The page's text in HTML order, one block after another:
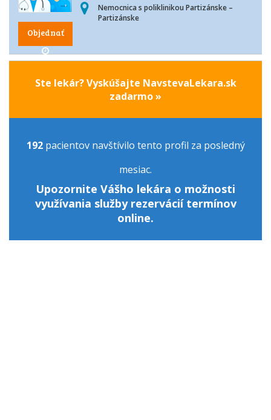
Objednať
Nemocnica s poliklinikou Partizánske –
Partizánske
Ste lekár? Vyskúšajte NavstevaLekara.sk
zadarmo »
192pacientov navštívilo tento profil za posledný
mesiac.
Upozornite Vášho lekára o možnosti
využívania služby rezervácií termínov
online.